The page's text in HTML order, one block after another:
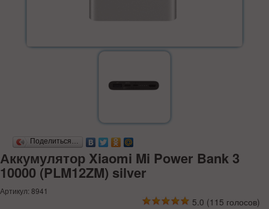
Поделиться…
Аккумулятор Xiaomi Mi Power Bank 3
10000 (PLM12ZM) silver
Артикул: 8941
5.0 (115 голосов)